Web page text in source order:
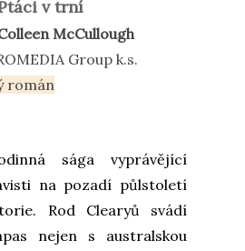
v trní
McCullough
Group k.s.
román
sága vyprávějící
na pozadí půlstoletí
Rod Clearyů svádí
nejen s australskou